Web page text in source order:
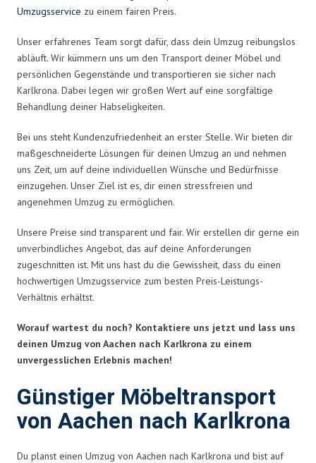
Umzugsservice zu einem fairen Preis.
Unser erfahrenes Team sorgt dafür, dass dein Umzug reibungslos
abläuft. Wir kümmern uns um den Transport deiner Möbel und
persönlichen Gegenstände und transportieren sie sicher nach
Karlkrona. Dabei legen wir großen Wert auf eine sorgfältige
Behandlung deiner Habseligkeiten.
Bei uns steht Kundenzufriedenheit an erster Stelle. Wir bieten dir
maßgeschneiderte Lösungen für deinen Umzug an und nehmen
uns Zeit, um auf deine individuellen Wünsche und Bedürfnisse
einzugehen. Unser Ziel ist es, dir einen stressfreien und
angenehmen Umzug zu ermöglichen.
Unsere Preise sind transparent und fair. Wir erstellen dir gerne ein
unverbindliches Angebot, das auf deine Anforderungen
zugeschnitten ist. Mit uns hast du die Gewissheit, dass du einen
hochwertigen Umzugsservice zum besten Preis-Leistungs-
Verhältnis erhältst.
Worauf wartest du noch? Kontaktiere uns jetzt und lass uns
deinen Umzug von Aachen nach Karlkrona zu einem
unvergesslichen Erlebnis machen!
Günstiger Möbeltransport
von Aachen nach Karlkrona
Du planst einen Umzug von Aachen nach Karlkrona und bist auf